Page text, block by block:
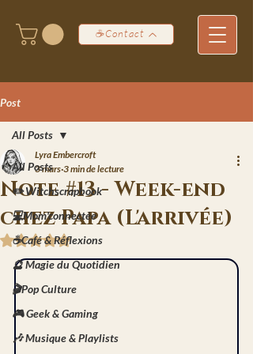
☕Contact
Post
All Posts
✏️ Witchscrapbook
💻Mom'connectée
☕Café & Réflexions
🔮 Magie du Quotidien
🎬Pop Culture
🎮 Geek & Gaming
🎶 Musique & Playlists
All Posts
Note #13 - Week-end
chez Papa (L'arrivée)
Lyra Embercroft
3 mars 3 min de lecture
Noté NaN étoiles sur 5.